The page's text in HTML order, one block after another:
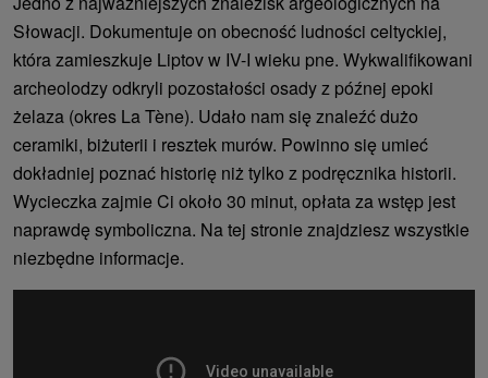
Słowacji. Dokumentuje on obecność ludności celtyckiej,
która zamieszkuje Liptov w IV-I wieku pne. Wykwalifikowani
archeolodzy odkryli pozostałości osady z późnej epoki
żelaza (okres La Tène). Udało nam się znaleźć dużo
ceramiki, biżuterii i resztek murów. Powinno się umieć
dokładniej poznać historię niż tylko z podręcznika historii.
Wycieczka zajmie Ci około 30 minut, opłata za wstęp jest
naprawdę symboliczna. Na tej stronie znajdziesz wszystkie
niezbędne informacje.